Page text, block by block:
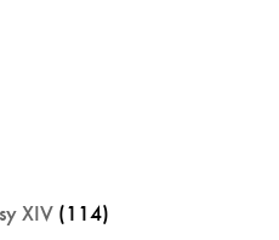
XIV(114)